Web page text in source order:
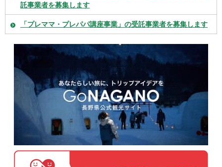
託事業者を募集します
「プレママ・プレパパ講座事業」の受託事業者を募集します